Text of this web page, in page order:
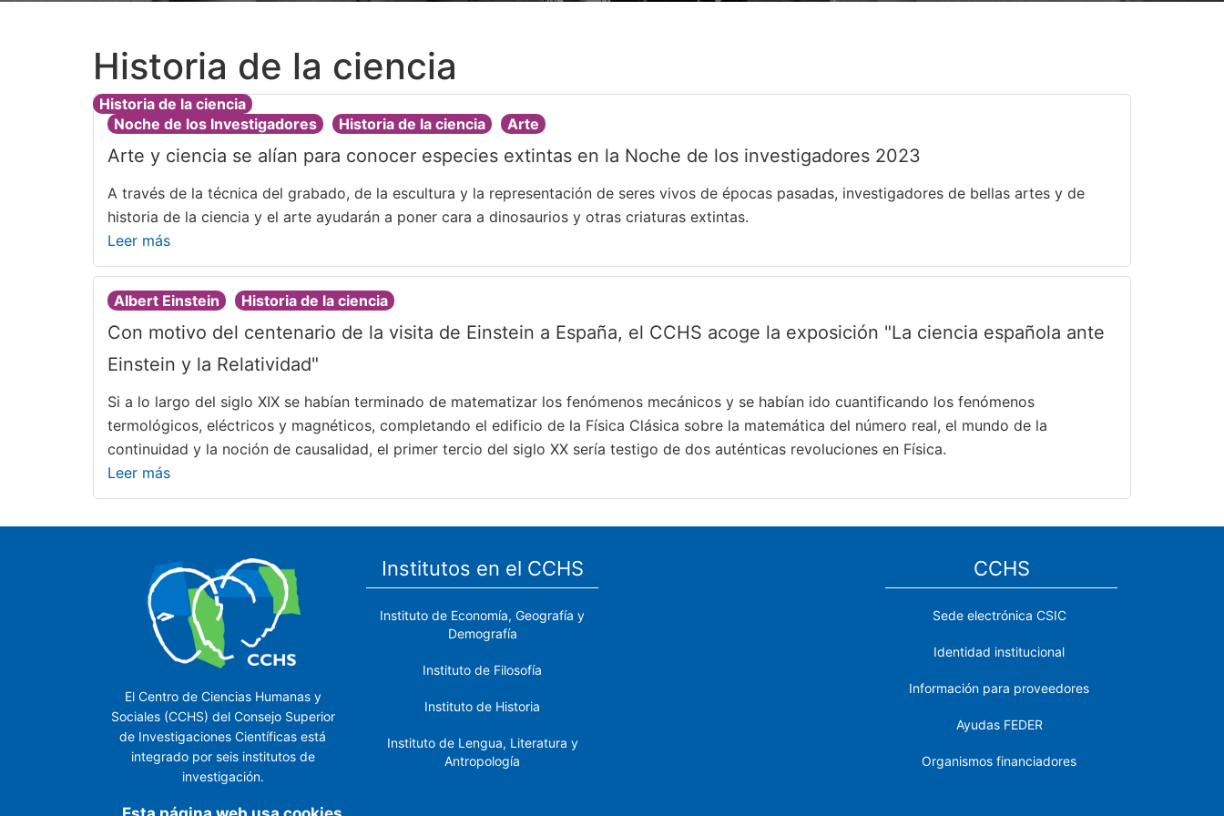
Historia de la ciencia
Historia de la ciencia
Noche de los Investigadores
Historia de la ciencia Arte
Arte y ciencia se alían para conocer especies extintas en la Noche de los investigadores 2023
A través de la técnica del grabado, de la escultura y la representación de seres vivos de épocas pasadas, investigadores de bellas artes y de
historia de la ciencia y el arte ayudarán a poner cara a dinosaurios y otras criaturas extintas.
Leer más
Albert Einstein Historia de la ciencia
Con motivo del centenario de la visita de Einstein a España, el CCHS acoge la exposición "La ciencia española ante
Einstein y la Relatividad"
Si a lo largo del siglo XIX se habían terminado de matematizar los fenómenos mecánicos y se habían ido cuantificando los fenómenos
termológicos, eléctricos y magnéticos, completando el edificio de la Física Clásica sobre la matemática del número real, el mundo de la
continuidad y la noción de causalidad, el primer tercio del siglo XX sería testigo de dos auténticas revoluciones en Física.
Leer más
El Centro de Ciencias Humanas y
Sociales (CCHS) del Consejo Superior
de Investigaciones Científicas está
integrado por seis institutos de
investigación.
Institutos en el CCHS
Instituto de Economía, Geografía y
Demografía
Instituto de Filosofía
Instituto de Historia
Instituto de Lengua, Literatura y
Antropología
CCHS
Sede electrónica CSIC
Identidad institucional
Información para proveedores
Ayudas FEDER
Organismos financiadores